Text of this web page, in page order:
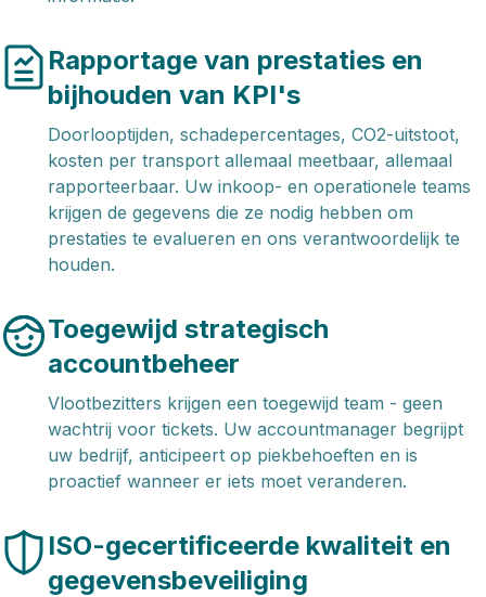
Rapportage van prestaties en
bijhouden van KPI's
Doorlooptijden, schadepercentages, CO2-uitstoot,
kosten per transport allemaal meetbaar, allemaal
rapporteerbaar. Uw inkoop- en operationele teams
krijgen de gegevens die ze nodig hebben om
prestaties te evalueren en ons verantwoordelijk te
houden.
Toegewijd strategisch
accountbeheer
Vlootbezitters krijgen een toegewijd team - geen
wachtrij voor tickets. Uw accountmanager begrijpt
uw bedrijf, anticipeert op piekbehoeften en is
proactief wanneer er iets moet veranderen.
ISO-gecertificeerde kwaliteit en
gegevensbeveiliging